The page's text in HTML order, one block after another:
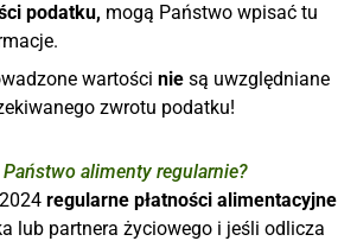
podatku, mogą Państwo wpisać tu
wartości nie są uwzględniane
zwrotu podatku!
alimenty regularnie?
regularne płatności alimentacyjne
lub partnera życiowego i jeśli odlicza